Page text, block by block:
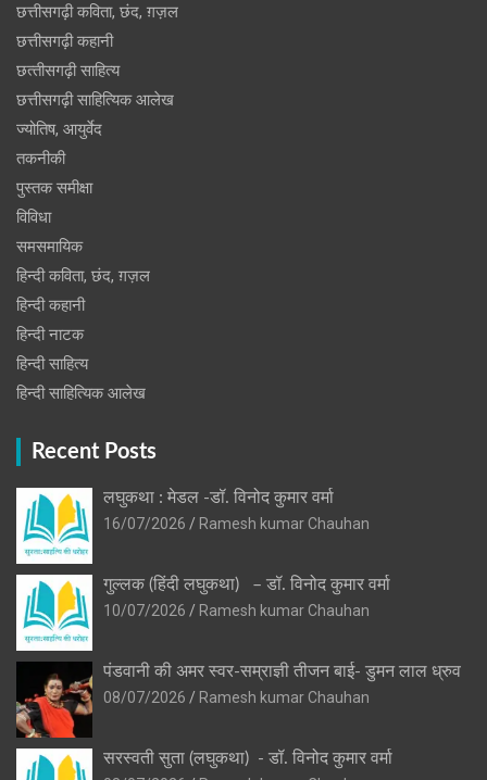
छत्तीसगढ़ी कविता, छंद, ग़ज़ल
छत्तीसगढ़ी कहानी
छत्‍तीसगढ़ी साहित्‍य
छत्तीसगढ़ी साहित्यिक आलेख
ज्योतिष, आयुर्वेद
तकनीकी
पुस्‍तक समीक्षा
विविधा
समसमायिक
हिन्दी कविता, छंद, ग़ज़ल
हिन्दी कहानी
हिन्‍दी नाटक
हिन्दी साहित्य
हिन्दी साहित्यिक आलेख
Recent Posts
लघुकथा : मेडल -डॉ. विनोद कुमार वर्मा
16/07/2026
Ramesh kumar Chauhan
गुल्लक (हिंदी लघुकथा) – डॉ. विनोद कुमार वर्मा
10/07/2026
Ramesh kumar Chauhan
पंडवानी की अमर स्वर-सम्राज्ञी तीजन बाई- डुमन लाल ध्रुव
08/07/2026
Ramesh kumar Chauhan
सरस्वती सुता (लघुकथा) ​- डॉ. विनोद कुमार वर्मा